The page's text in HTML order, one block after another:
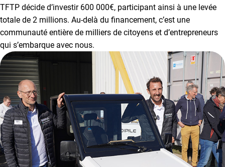
TFTP décide d’investir 600 000€, participant ainsi à une levée
totale de 2 millions. Au-delà du financement, c’est une
communauté entière de milliers de citoyens et d’entrepreneurs
qui s’embarque avec nous.